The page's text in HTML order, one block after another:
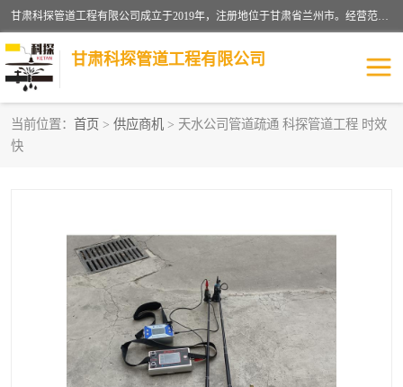
甘肃科探管道工程有限公司成立于2019年，注册地位于甘肃省兰州市。经营范围包括管道安装、清洗、疏通、维修、检测，防水工程，工程钻孔，化粪池清理，暖气安装，给排水管道安装维修，室内外管道如消防、供水、供热管道漏水检测定位，室内外防水堵漏等。
甘肃科探管道工程有限公司
当前位置： 首页 > 供应商机 > 天水公司管道疏通 科探管道工程 时效
快
供热管道漏水
自来水管漏水 管道疏通
高压车疏通清淤